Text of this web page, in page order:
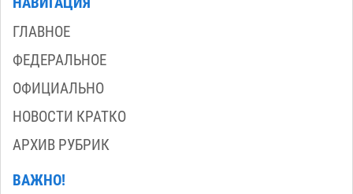
ГЛАВНОЕ
ФЕДЕРАЛЬНОЕ
ОФИЦИАЛЬНО
НОВОСТИ КРАТКО
АРХИВ РУБРИК
ВАЖНО!